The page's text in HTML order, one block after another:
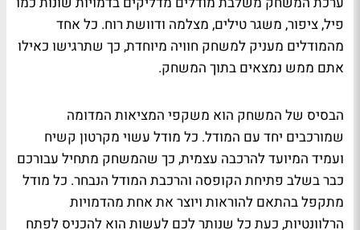
פיל, ציפור, משגר טילים, מצלמה ודוושת רוח. כל אחד
מהמודלים מעניק למשחק חוויה מיוחדת, כך שתרגישו כאילו
אתם ממש נמצאים בתוך המשחק.
הבסיס של המשחק הוא משקפי המציאות המדומה
שמורכבים יחד עם המודל. כל מודל עשוי מקרטון קשיח
ועמיד המיועד להרכבה עצמית, כך שהמשחק מתחיל עבורכם
כבר בשלב פתיחת הקופסה והרכבת המודל הנבחר. כל מודל
מתקפל בהתאם להוראות ויוצר את אחת מהדמויות
הרלוונטיות, כעת כל שנותר לכם לעשות הוא להכניס לפתח